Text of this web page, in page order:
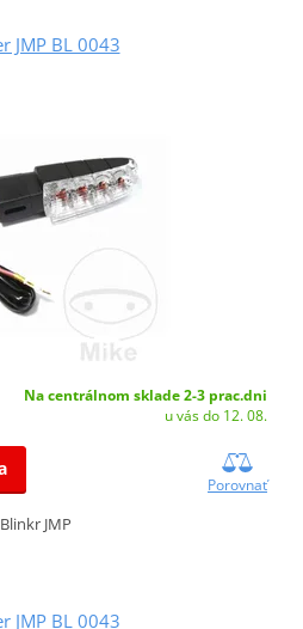
JMP BL 0043
Na centrálnom sklade 2-3 prac.dni
u vás do 12. 08.
Porovnať
Blinkr JMP
JMP BL 0043